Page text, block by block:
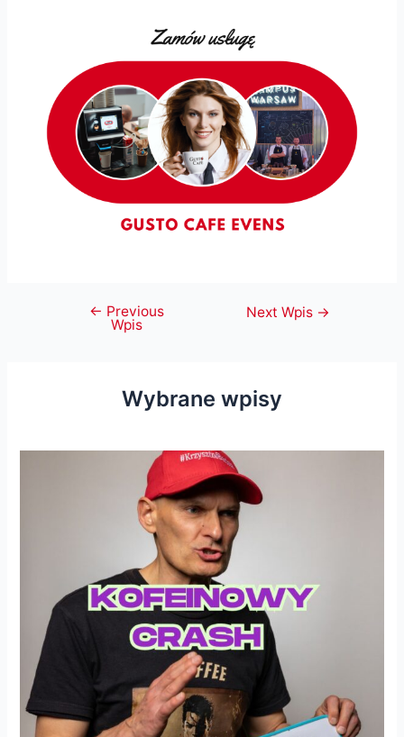
Nawigacja
← Previous
Wpis
Next Wpis →
Wybrane wpisy